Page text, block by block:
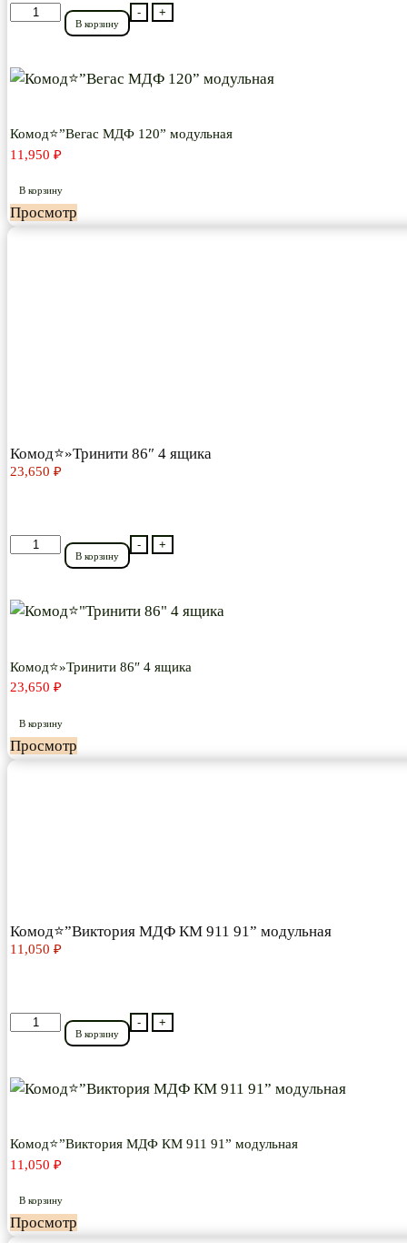
-
Количество
МДФ
+
В корзину
Комод⭐”Вегас МДФ 120” модульная
11,950 ₽
В корзину
Просмотр
Комод⭐»Тринити 86″ 4 ящика
23,650 ₽
-
Количество
86"
+
В корзину
Комод⭐»Тринити 86″ 4 ящика
23,650 ₽
В корзину
Просмотр
Комод⭐”Виктория МДФ КМ 911 91” модульная
11,050 ₽
-
Количество
МДФ
91”
+
В корзину
Комод⭐”Виктория МДФ КМ 911 91” модульная
11,050 ₽
В корзину
Просмотр